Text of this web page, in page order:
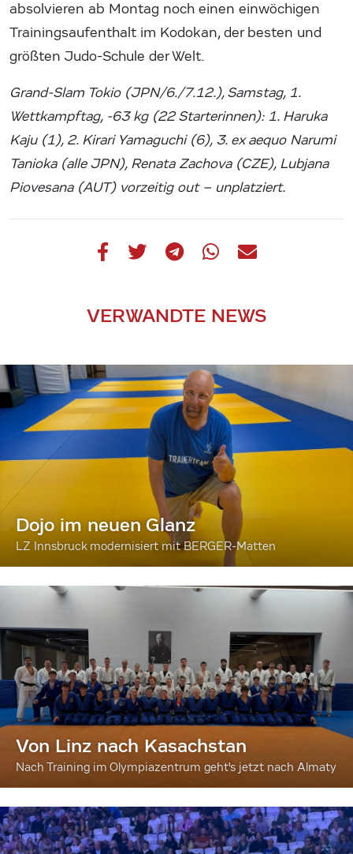
absolvieren ab Montag noch einen einwöchigen
Trainingsaufenthalt im Kodokan, der besten und
größten Judo-Schule der Welt.
Grand-Slam Tokio (JPN/6./7.12.), Samstag, 1.
Wettkampftag, -63 kg (22 Starterinnen): 1. Haruka
Kaju (1), 2. Kirari Yamaguchi (6), 3. ex aequo Narumi
Tanioka (alle JPN), Renata Zachova (CZE), Lubjana
Piovesana (AUT) vorzeitig out – unplatziert.
VERWANDTE NEWS
Dojo im neuen Glanz
LZ Innsbruck modernisiert mit BERGER-Matten
Von Linz nach Kasachstan
Nach Training im Olympiazentrum geht's jetzt nach Almaty